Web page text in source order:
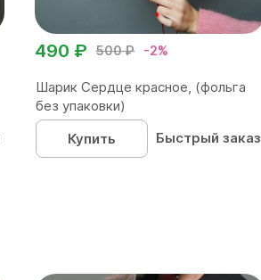
500 ₽ -2%
490 ₽
Шарик Сердце красное, (фольга
без упаковки)
Купить
Быстрый заказ